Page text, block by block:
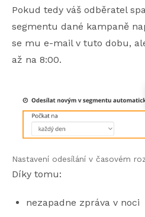
Pokud tedy váš odběratel
segmentu dané kampaně
se mu e-mail v tuto dobu,
až na 8:00.
Nastavení odesílání v časovém
Díky tomu:
nezapadne zpráva v noci